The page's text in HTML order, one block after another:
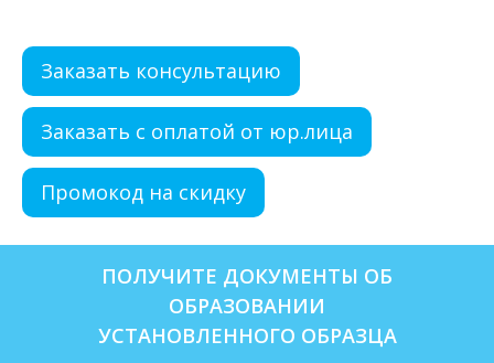
Заказать консультацию
Заказать с оплатой от юр.лица
Промокод на скидку
ПОЛУЧИТЕ ДОКУМЕНТЫ ОБ
ОБРАЗОВАНИИ
УСТАНОВЛЕННОГО ОБРАЗЦА